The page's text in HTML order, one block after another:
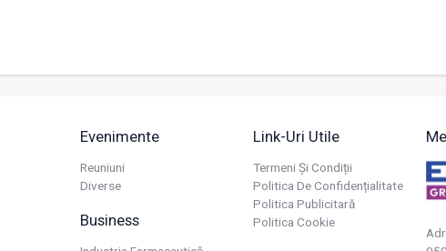
Evenimente
Reuniuni
Diverse
Business
Link-Uri Utile
Termeni Și Condiții
Politica De Confidențialitate
Politica Publicitară
Politica Cookie